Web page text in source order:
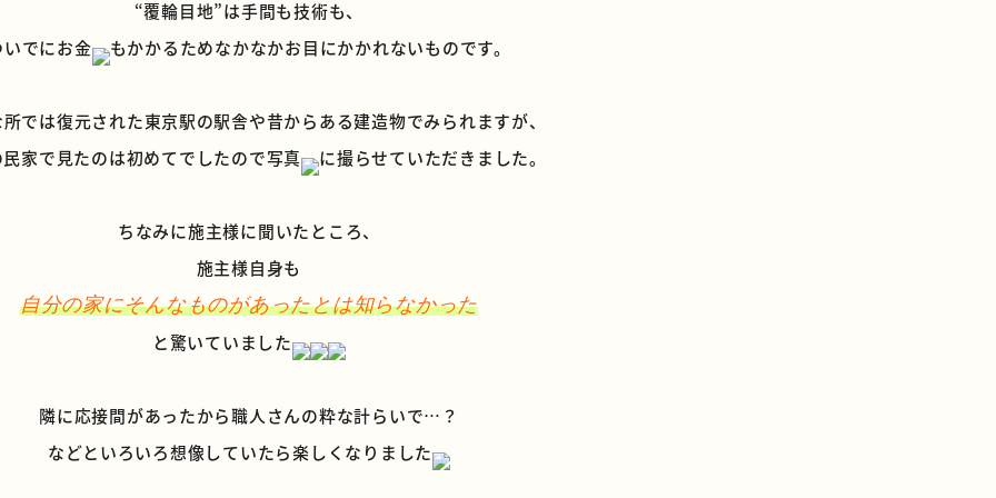
“覆輪目地”は手間も技術も、
いでにお金
もかかるためなかなかお目にかかれないものです。
では復元された東京駅の駅舎や昔からある建造物でみられますが、
家で見たのは初めてでしたので写真
に撮らせていただきました。
ちなみに施主様に聞いたところ、
施主様自身も
自分の家にそんなものがあったとは知らなかった
と驚いていました
隣に応接間があったから職人さんの粋な計らいで…？
などといろいろ想像していたら楽しくなりました